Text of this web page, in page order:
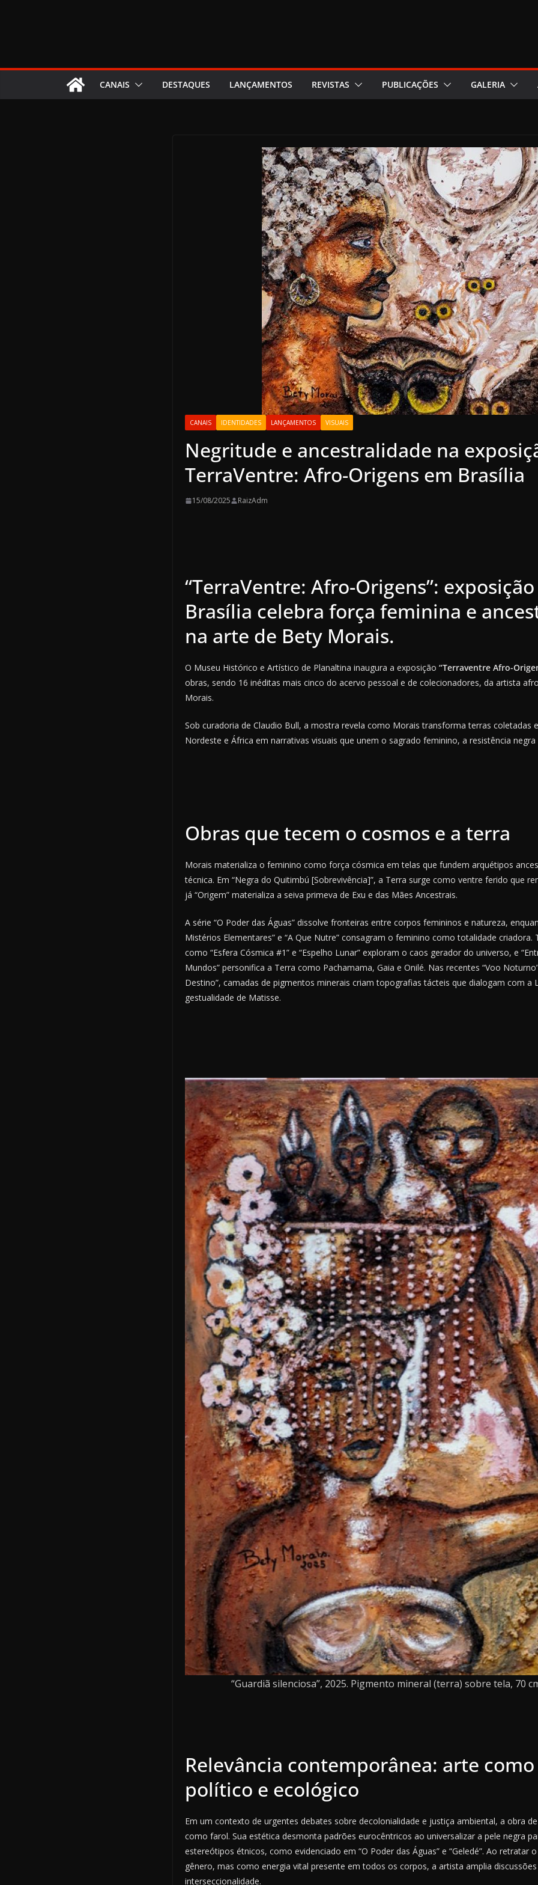
CANAIS DESTAQUES LANÇAMENTOS REVISTAS PUBLICAÇÕES GALERIA
CANAIS IDENTIDADES LANÇAMENTOS VISUAIS
Negritude e ancestralidade na
TerraVentre: Afro-Origens em Brasília
15/08/2025 RaizAdm
“TerraVentre: Afro-Origens”:
Brasília celebra força feminina e
na arte de Bety Morais.
O Museu Histórico e Artístico de Planaltina inaugura a exposição “Terraventre Afro-
obras, sendo 16 inéditas mais cinco do acervo pessoal e de colecionadores, da artista
Morais.
Sob curadoria de Claudio Bull, a mostra revela como Morais transforma terras coletadas
Nordeste e África em narrativas visuais que unem o sagrado feminino, a resistência
Obras que tecem o cosmos e a terra
Morais materializa o feminino como força cósmica em telas que fundem arquétipos
técnica. Em “Negra do Quitimbú [Sobrevivência]”, a Terra surge como ventre ferido que
já “Origem” materializa a seiva primeva de Exu e das Mães Ancestrais.
A série “O Poder das Águas” dissolve fronteiras entre corpos femininos e natureza,
Mistérios Elementares” e “A Que Nutre” consagram o feminino como totalidade criadora.
como “Esfera Cósmica #1” e “Espelho Lunar” exploram o caos gerador do universo, e
Mundos” personifica a Terra como Pachamama, Gaia e Onilé. Nas recentes “Voo
Destino”, camadas de pigmentos minerais criam topografias tácteis que dialogam com a
gestualidade de Matisse.
“Guardiã silenciosa”, 2025. Pigmento mineral (terra) sobre tela, 70
Relevância contemporânea: arte
político e ecológico
Em um contexto de urgentes debates sobre decolonialidade e justiça ambiental, a obra
como farol. Sua estética desmonta padrões eurocêntricos ao universalizar a pele negra
estereótipos étnicos, como evidenciado em “O Poder das Águas” e “Geledé”. Ao retratar
gênero, mas como energia vital presente em todos os corpos, a artista amplia
interseccionalidade.